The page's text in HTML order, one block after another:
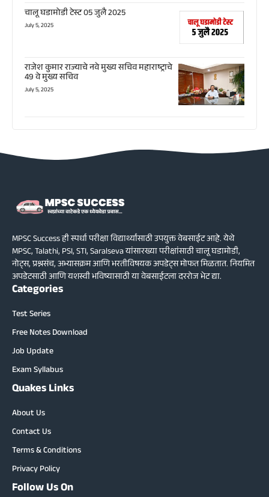
चालू घडामोडी टेस्ट 05 जुलै 2025
July 5, 2025
राजेश कुमार राज्याचे नवे मुख्य सचिव महाराष्ट्राचे
49 वे मुख्य सचिव
July 5, 2025
MPSC Success ही स्पर्धा परीक्षा विद्यार्थ्यांसाठी उपयुक्त वेबसाईट आहे. येथे
MPSC, Talathi, PSI, STI, Saralseva यांसारख्या परीक्षांसाठी चालू घडामोडी,
नोट्स, प्रश्नसंच, अभ्यासक्रम आणि भरतीविषयक अपडेट्स मोफत मिळतात. नियमित
अपडेटसाठी आणि यशस्वी भविष्यासाठी या वेबसाईटला दररोज भेट द्या.
Categories
Test Series
Free Notes Download
Job Update
Exam Syllabus
Quakes Links
About Us
Contact Us
Terms & Conditions
Privacy Policy
Follow Us On